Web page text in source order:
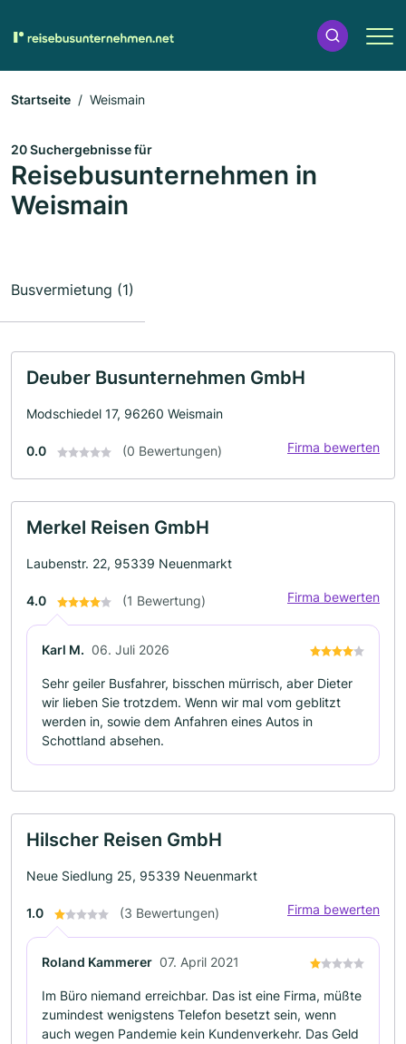
Startseite Weismain
20 Suchergebnisse für
Reisebusunternehmen in
Weismain
Busvermietung (1)
Deuber Busunternehmen GmbH
Modschiedel 17, 96260 Weismain
0.0 (0 Bewertungen) Firma bewerten
Merkel Reisen GmbH
Laubenstr. 22, 95339 Neuenmarkt
4.0 (1 Bewertung) Firma bewerten
Karl M. 06. Juli 2026
Sehr geiler Busfahrer, bisschen mürrisch, aber Dieter
wir lieben Sie trotzdem. Wenn wir mal vom geblitzt
werden in, sowie dem Anfahren eines Autos in
Schottland absehen.
Hilscher Reisen GmbH
Neue Siedlung 25, 95339 Neuenmarkt
1.0 (3 Bewertungen) Firma bewerten
Roland Kammerer 07. April 2021
Im Büro niemand erreichbar. Das ist eine Firma, müßte
zumindest wenigstens Telefon besetzt sein, wenn
auch wegen Pandemie kein Kundenverkehr. Das Geld